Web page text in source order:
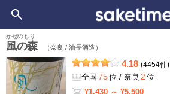
風の森
かぜのもり
（奈良 / 油長酒造）
4.18 (4454件)
全国 75位 / 奈良 2 位
¥1,430 ～ ¥5,500